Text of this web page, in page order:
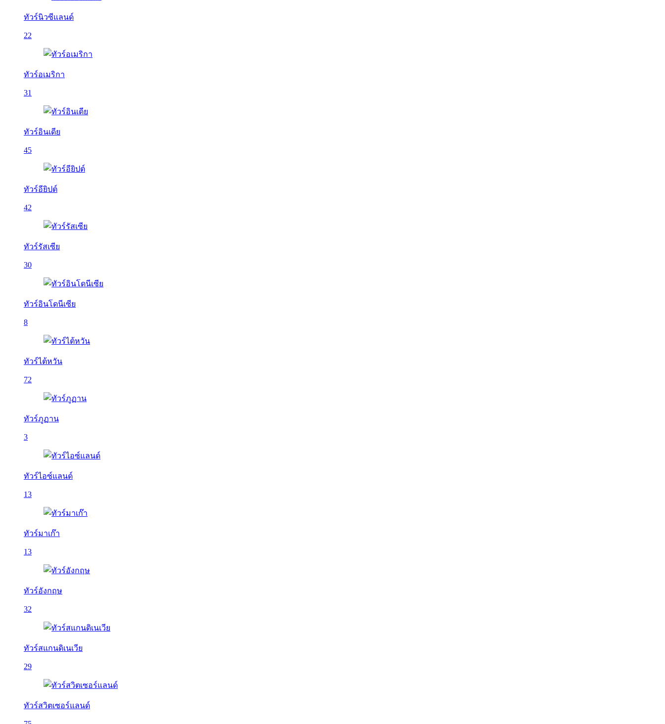
ทัวร์นิวซีแลนด์
22
ทัวร์อเมริกา
31
ทัวร์อินเดีย
45
ทัวร์อียิปต์
42
ทัวร์รัสเซีย
30
ทัวร์อินโดนีเซีย
8
ทัวร์ไต้หวัน
72
ทัวร์ภูฏาน
3
ทัวร์ไอซ์แลนด์
13
ทัวร์มาเก๊า
13
ทัวร์อังกฤษ
32
ทัวร์สแกนดิเนเวีย
29
ทัวร์สวิตเซอร์แลนด์